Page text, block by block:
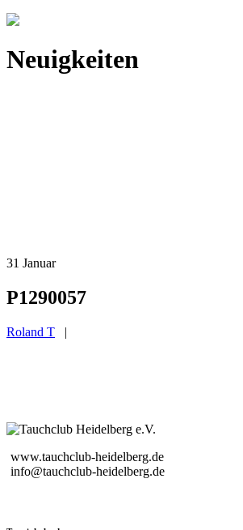
Neuigkeiten
31 Januar
P1290057
Roland T |
www.tauchclub-heidelberg.de
info@tauchclub-heidelberg.de